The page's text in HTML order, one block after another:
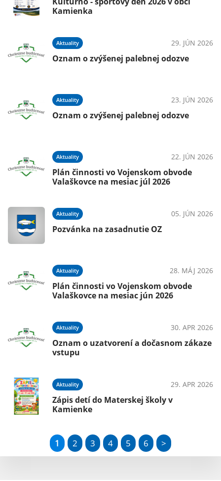
Kamienka
Aktuality 29. JÚN 2026
Oznam o zvýšenej palebnej odozve
Aktuality 23. JÚN 2026
Oznam o zvýšenej palebnej odozve
Aktuality 22. JÚN 2026
Plán činnosti vo Vojenskom obvode
Valaškovce na mesiac júl 2026
Aktuality 05. JÚN 2026
Pozvánka na zasadnutie OZ
Aktuality 28. MÁJ 2026
Plán činnosti vo Vojenskom obvode
Valaškovce na mesiac jún 2026
Aktuality 30. APR 2026
Oznam o uzatvorení a dočasnom zákaze
vstupu
Aktuality 29. APR 2026
Zápis detí do Materskej školy v
Kamienke
1 2 3 4 5 6 >